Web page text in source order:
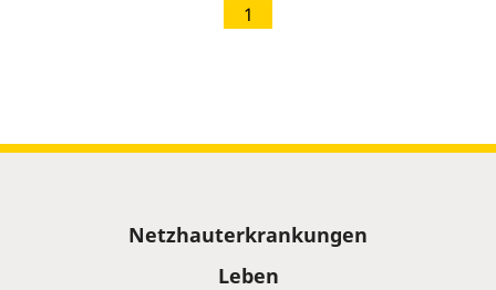
1
Netzhauterkrankungen
Leben